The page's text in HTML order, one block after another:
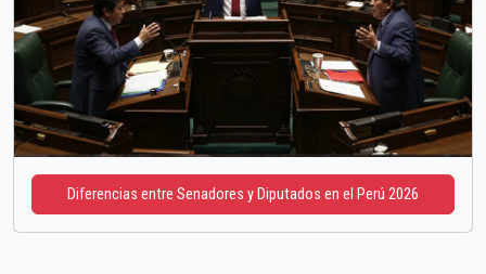
Diferencias entre Senadores y Diputados en el Perú 2026